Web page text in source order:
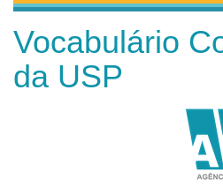
Vocabulário
da USP